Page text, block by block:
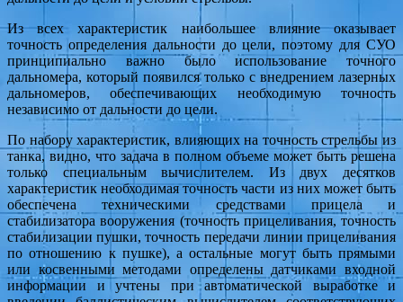
Из всех характеристик наибольшее влияние оказывает
точность определения дальности до цели, поэтому для СУО
принципиально важно было использование точного
дальномера, который появился только с внедрением лазерных
дальномеров, обеспечивающих необходимую точность
независимо от дальности до цели.
По набору характеристик, влияющих на точность стрельбы из
танка, видно, что задача в полном объеме может быть решена
только специальным вычислителем. Из двух десятков
характеристик необходимая точность части из них может быть
обеспечена техническими средствами прицела и
стабилизатора вооружения (точность прицеливания, точность
стабилизации пушки, точность передачи линии прицеливания
по отношению к пушке), а остальные могут быть прямыми
или косвенными методами определены датчиками входной
информации и учтены при автоматической выработке и